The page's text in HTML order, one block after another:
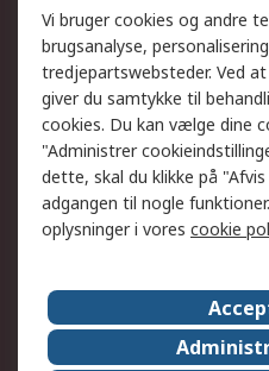
Dit lokale salgsteam
Support
Få hjælp
Levering
Fakturakopi
Fordele med Mit RS
Om RS
Det juridiske
Vi bruger cookies og andre
brugsanalyse,
tredjepartswebsteder. Ved
giver du samtykke til
cookies. Du kan vælge dine
"Administrer
dette, skal du klikke på
adgangen til nogle
oplysninger i vores cookie